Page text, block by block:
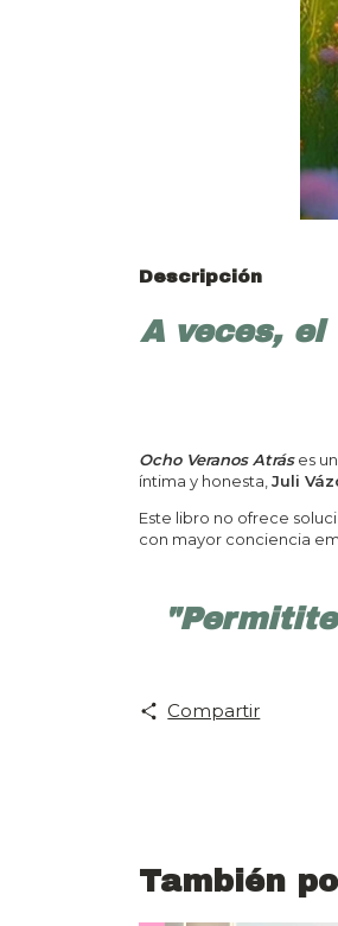
Descripción
A veces, el
Ocho Veranos Atráses
íntima y honesta, Juli
Este libro no ofrece
con mayor conciencia
Compartir
También